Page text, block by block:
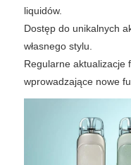
liquidów.
Dostęp do unikalnych
własnego stylu.
Regularne aktualizacje
wprowadzające nowe